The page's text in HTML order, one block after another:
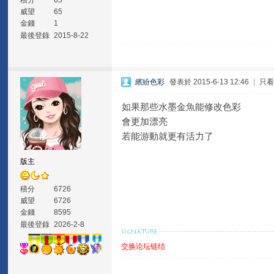
威望
65
金錢
1
最後登錄 2015-8-22
版主
積分
6726
威望
6726
金錢
8595
最後登錄 2026-2-8
繽紛色彩 發表於 2015-6-13 12:46 只
如果那些水墨金魚能修改色彩
會更加漂亮
若能游動就更有活力了
交换论坛链结